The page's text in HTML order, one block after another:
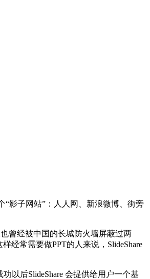
影子网站”：人人网、新浪微博、街旁
曾经被中国的长城防火墙屏蔽过两
经常需要做PPT的人来说，SlideShare
以后SlideShare 会提供给用户一个基